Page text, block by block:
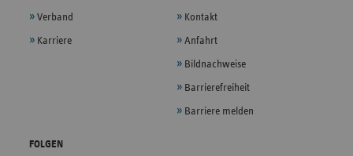
Verband
Karriere
Kontakt
Anfahrt
Bildnachweise
Barrierefreiheit
Barriere melden
FOLGEN